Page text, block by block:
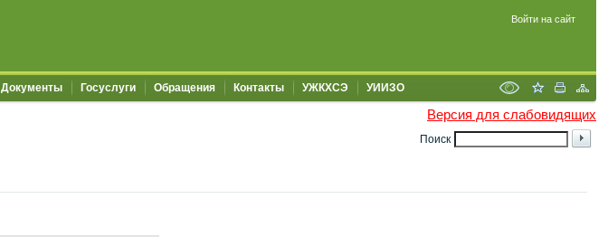
Войти на сайт
Документы Госуслуги Обращения Контакты УЖКХСЭ УИИЗО
Версия для слабовидящих
Поиск